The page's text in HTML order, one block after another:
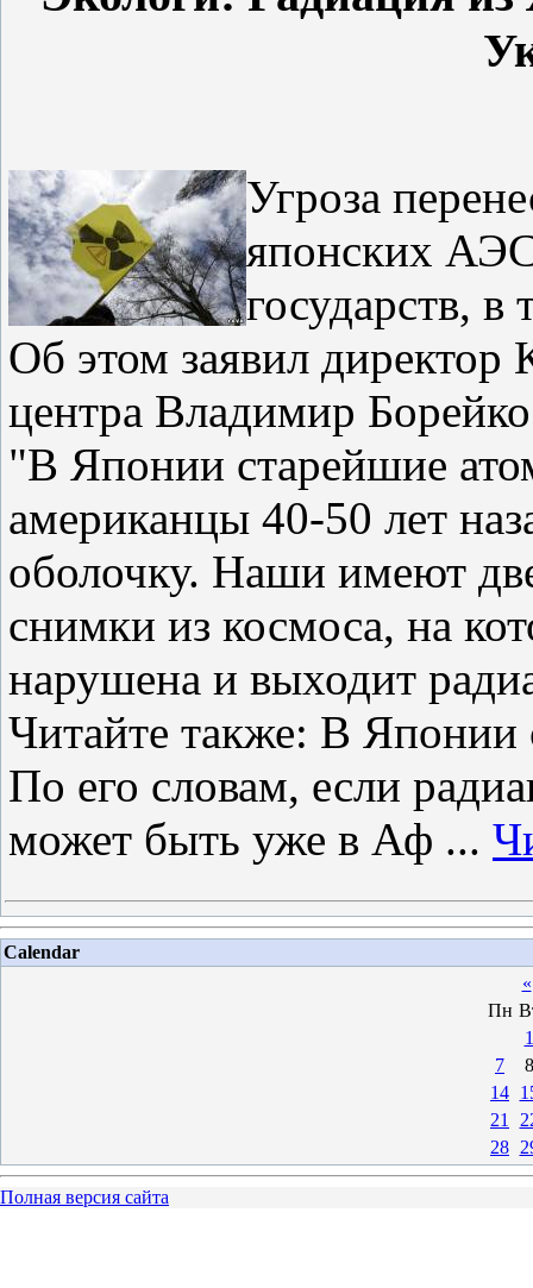
Угроза
японских
государств,
Об этом заявил директор
центра Владимир
"В Японии старейшие
американцы 40-50 лет
оболочку. Наши имеют
снимки из космоса, на
нарушена и выходит
Читайте также: В
По его словам, если
может быть уже в Аф ...
Calendar
«
Пн
1
7
8
14
21
28
Полная версия сайта